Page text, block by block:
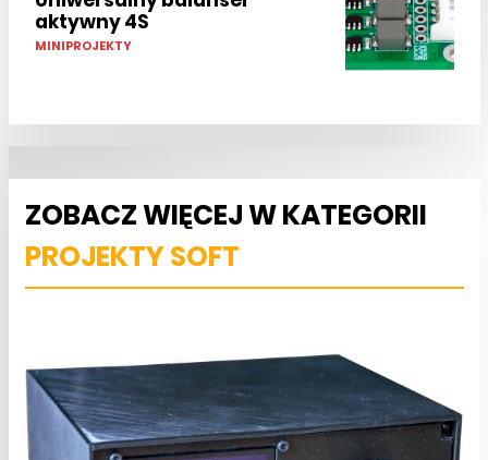
aktywny 4S
MINIPROJEKTY
ZOBACZ WIĘCEJ W KATEGORII
PROJEKTY SOFT